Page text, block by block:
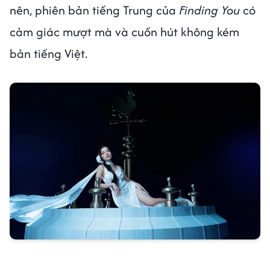
nên, phiên bản tiếng Trung của Finding Youcó
cảm giác mượt mà và cuốn hút không kém
bản tiếng Việt.